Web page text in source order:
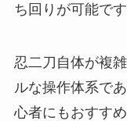
ち回りが可能です
忍二刀自体が複
ルな操作体系で
心者にもおすす